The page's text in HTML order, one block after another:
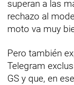
superan a las
rechazo al
moto va muy
Pero también
Telegram
GS y que, en